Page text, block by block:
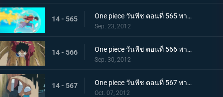
14 - 565 One piece วันพีช ตอนที่ 565 พากย์ไทย ลูพี่โจมตีทุ่มสุดตัว! ระเบิดหมัด เรด ฮอว์ค
Sep. 23, 2012
14 - 566 One piece วันพีช ตอนที่ 566 พากย์ไทย ใกล้จะสิ้นสุด! ศึกตัดสินกับโฮดี้มาถึงแล้ว
Sep. 30, 2012
14 - 567 One piece วันพีช ตอนที่ 567 พากย์ไทย เรือโนอาห์จงหยุด! หมัดปืนกลช้างอันเด็ดเดี่ยว!
Oct. 07, 2012